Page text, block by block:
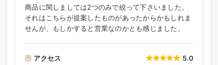
商品に関しましては2つのみで絞って下さいました。
それはこちらが提案したものがあったからかもしれま
せんが、もしかすると営業なのかとも感じました。
アクセス 5.0